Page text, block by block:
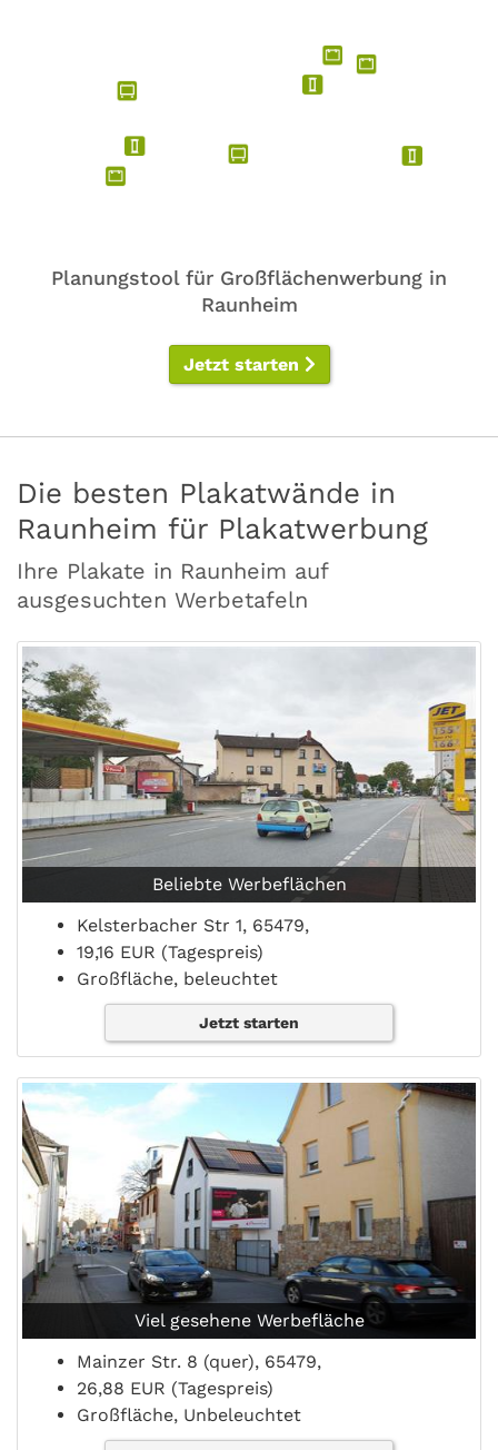
Planungstool für Großflächenwerbung in
Raunheim
Jetzt starten
Die besten Plakatwände in
Raunheim für Plakatwerbung
Ihre Plakate in Raunheim auf
ausgesuchten Werbetafeln
Beliebte Werbeflächen
Kelsterbacher Str 1, 65479,
19,16 EUR (Tagespreis)
Großfläche, beleuchtet
Jetzt starten
Viel gesehene Werbefläche
Mainzer Str. 8 (quer), 65479,
26,88 EUR (Tagespreis)
Großfläche, Unbeleuchtet